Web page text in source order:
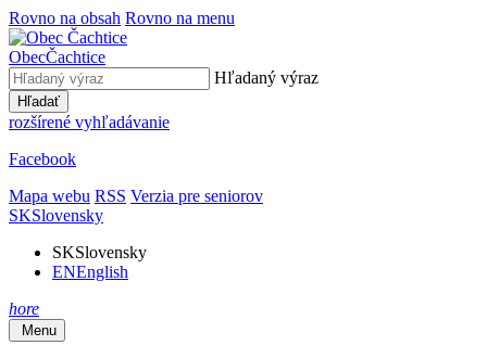
Rovno na obsah Rovno na menu
ObecČachtice
Hľadaný výraz
Hľadať
rozšírené vyhľadávanie
Facebook
Mapa webu RSS Verzia pre seniorov
SKSlovensky
SKSlovensky
ENEnglish
hore
Menu